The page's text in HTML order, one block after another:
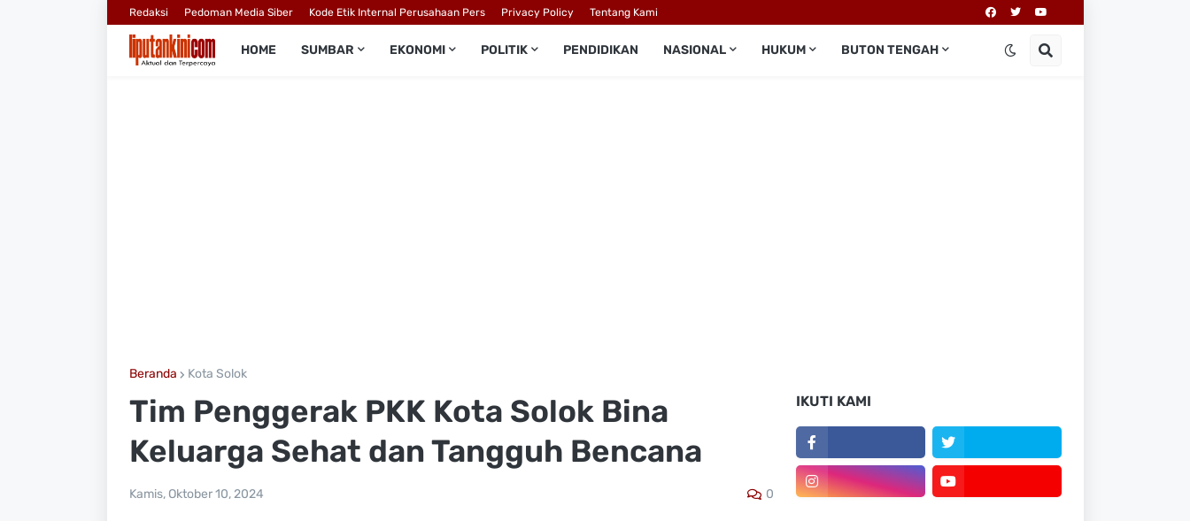
Redaksi Pedoman Media Siber Kode Etik Internal Perusahaan Pers Privacy Policy Tentang Kami
HOME SUMBAR EKONOMI POLITIK PENDIDIKAN NASIONAL HUKUM BUTON TENGAH
Beranda Kota Solok
Tim Penggerak PKK Kota Solok Bina
Keluarga Sehat dan Tangguh Bencana
Kamis, Oktober 10, 2024 0
IKUTI KAMI